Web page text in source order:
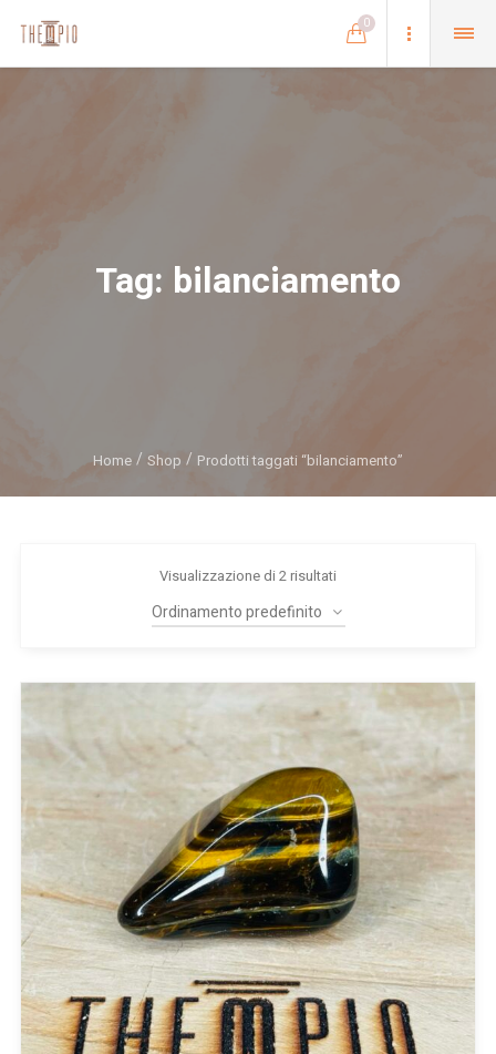
0
Tag: bilanciamento
Home Shop Prodotti taggati “bilanciamento”
Visualizzazione di 2 risultati